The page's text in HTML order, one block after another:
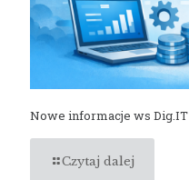
Nowe informacje ws Dig.IT
Czytaj dalej